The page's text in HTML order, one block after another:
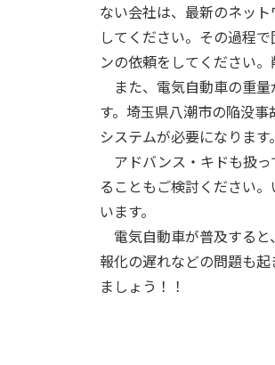
ない会社は、最新のネッ
してください。その過程
ンの依頼をしてください。
また、電気自動車の重
す。埼玉県八潮市の陥没
システムが必要になります。
アドバンス・キドも扱っ
ることもご検討ください
います。
電気自動車が普及すると
報化の遅れなどの問題も
ましょう！！